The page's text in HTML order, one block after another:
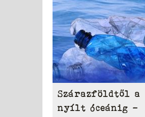
Szárazföldtől a
nyílt óceánig –